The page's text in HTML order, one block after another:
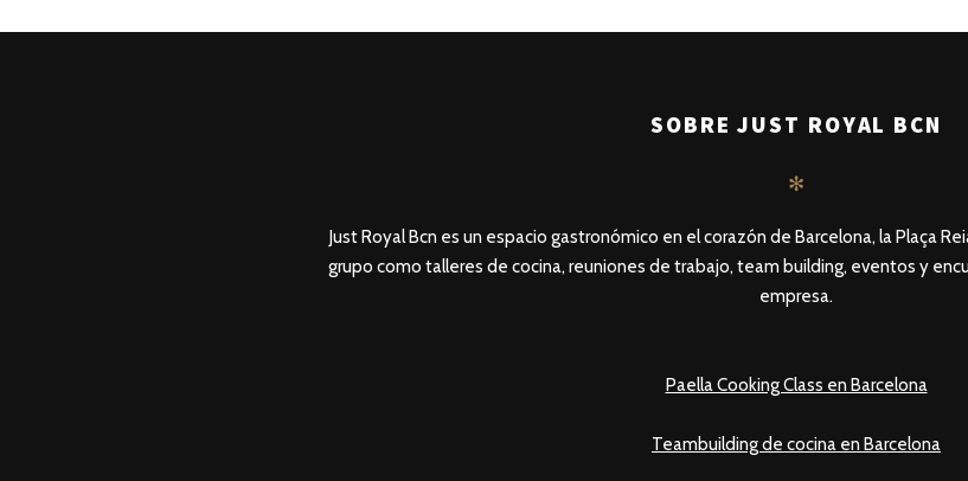
SOBRE JUST ROYAL BCN
✻
Just Royal Bcn es un espacio gastronómico en el corazón de Barcelona, la Plaça
grupo como talleres de cocina, reuniones de trabajo, team building, eventos y
empresa.
Paella Cooking Class en Barcelona
Teambuilding de cocina en Barcelona